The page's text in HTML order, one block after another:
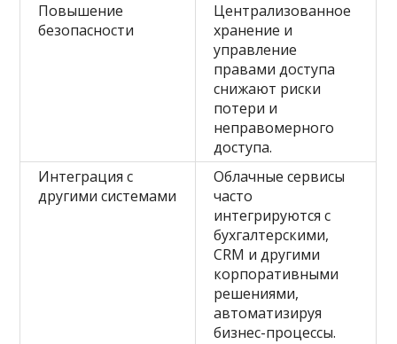
Повышение
безопасности
Централизованное
хранение и
управление
правами доступа
снижают риски
потери и
неправомерного
доступа.
Интеграция с
другими системами
Облачные сервисы
часто
интегрируются с
бухгалтерскими,
CRM и другими
корпоративными
решениями,
автоматизируя
бизнес-процессы.